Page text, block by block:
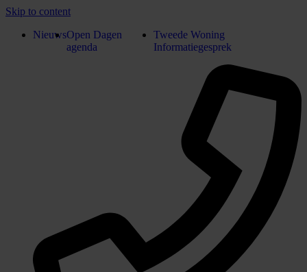
Skip to content
NieuwsOpen Dagen
agenda
Tweede Woning
Informatiegesprek